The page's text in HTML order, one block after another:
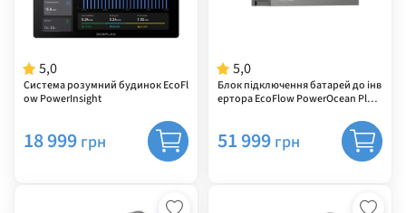
5,0
Система розумний будинок EcoFl
ow PowerInsight
18 999 грн
5,0
Блок підключення батарей до інв
ертора EcoFlow PowerOcean Plus
51 999 грн